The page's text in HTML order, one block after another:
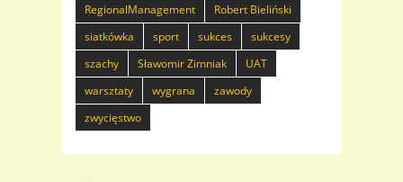
RegionalManagement
Robert Bieliński
siatkówka
sport sukces
sukcesy
szachy
Sławomir Zimniak
UAT
warsztaty
wygrana
zawody
zwycięstwo